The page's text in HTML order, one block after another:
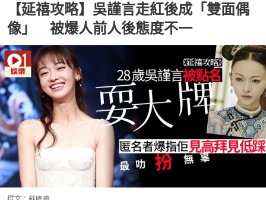
【延禧攻略】吳謹言走紅後成「雙面偶
像」 被爆人前人後態度不一